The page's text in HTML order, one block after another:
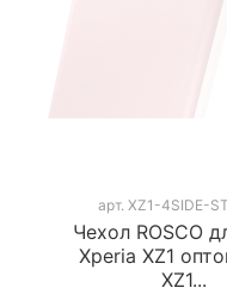
арт.XZ1-4SIDE-
Чехол ROSCO
Xperia XZ1
XZ1...